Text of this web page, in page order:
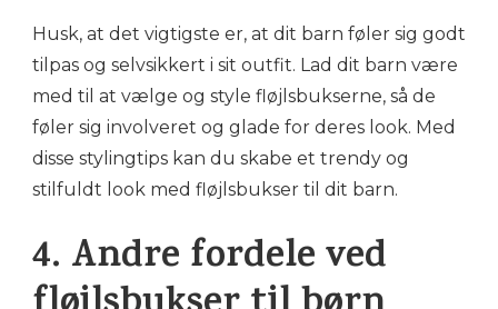
Husk, at det vigtigste er, at dit barn føler sig godt
tilpas og selvsikkert i sit outfit. Lad dit barn være
med til at vælge og style fløjlsbukserne, så de
føler sig involveret og glade for deres look. Med
disse stylingtips kan du skabe et trendy og
stilfuldt look med fløjlsbukser til dit barn.
4. Andre fordele ved